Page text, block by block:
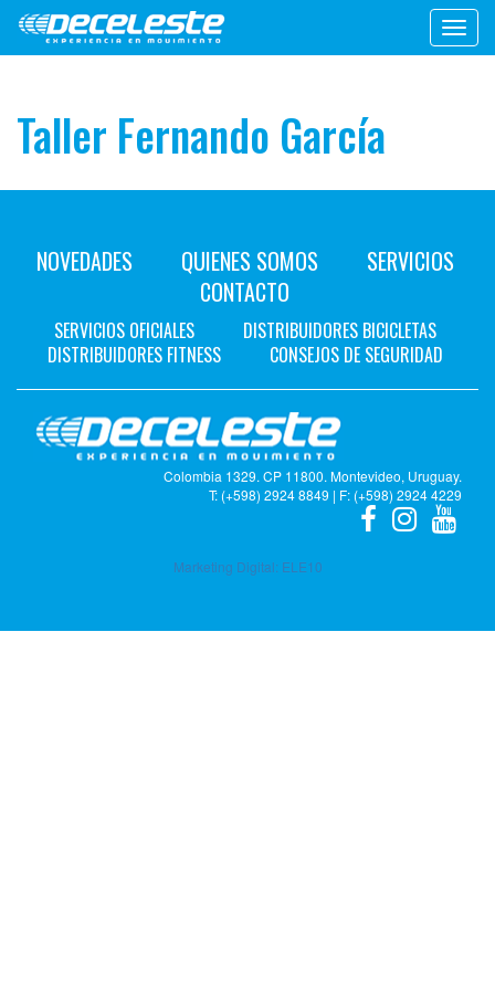
Taller Fernando García
NOVEDADES QUIENES SOMOS
SERVICIOS
CONTACTO
SERVICIOS OFICIALES
DISTRIBUIDORES BICICLETAS
DISTRIBUIDORES FITNESS
CONSEJOS DE SEGURIDAD
Colombia 1329. CP 11800. Montevideo, Uruguay.
T: (+598) 2924 8849 | F: (+598) 2924 4229
Marketing Digital: ELE10